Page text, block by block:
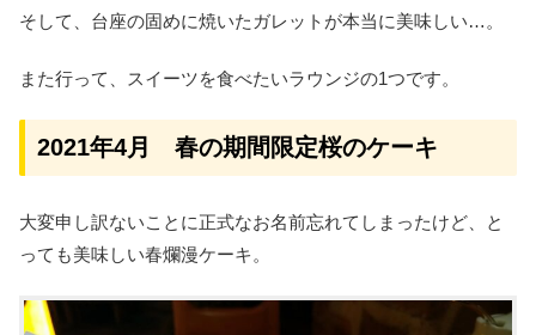
そして、台座の固めに焼いたガレットが本当に美味しい…。
また行って、スイーツを食べたいラウンジの1つです。
2021年4月 春の期間限定桜のケーキ
大変申し訳ないことに正式なお名前忘れてしまったけど、と
っても美味しい春爛漫ケーキ。